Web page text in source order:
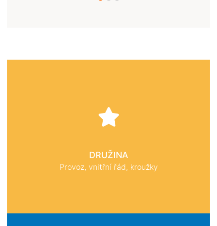
DRUŽINA
Provoz, vnitřní řád, kroužky